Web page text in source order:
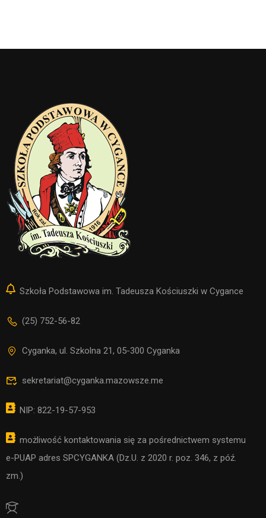
Szkoła Podstawowa im. Tadeusza Kościuszki w Cygance
(25) 752-56-82
Cyganka, ul. Szkolna 21, 05-300 Cyganka
sekretariat@cyganka.mazowsze.me
NIP: 822-19-57-953
możliwość kontaktowania się za pośrednictwem systemu
e-PUAP adres SPCYGANKA (Dz.U. z 2020 r. poz. 346, z póź.
zm.)